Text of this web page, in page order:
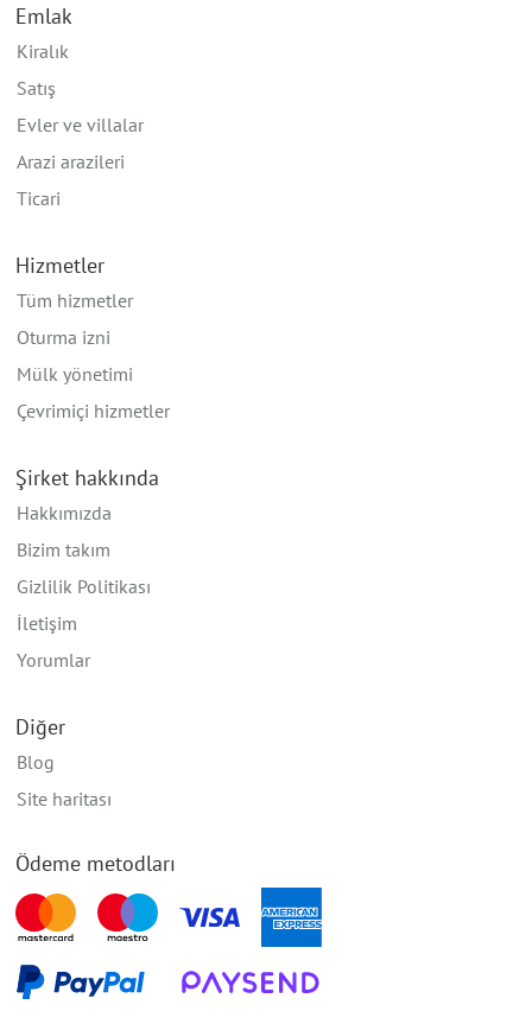
Emlak
Kiralık
Satış
Evler ve villalar
Arazi arazileri
Ticari
Hizmetler
Tüm hizmetler
Oturma izni
Mülk yönetimi
Çevrimiçi hizmetler
Şirket hakkında
Hakkımızda
Bizim takım
Gizlilik Politikası
İletişim
Yorumlar
Diğer
Blog
Site haritası
Ödeme metodları